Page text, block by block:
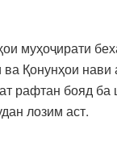
муҳоҷирати
Қонунҳои
рафтан бояд
лозим аст.